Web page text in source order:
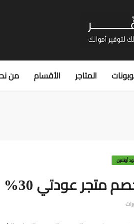
المتاجر الأقسام من
أونلاين
متجر عودتي 30%